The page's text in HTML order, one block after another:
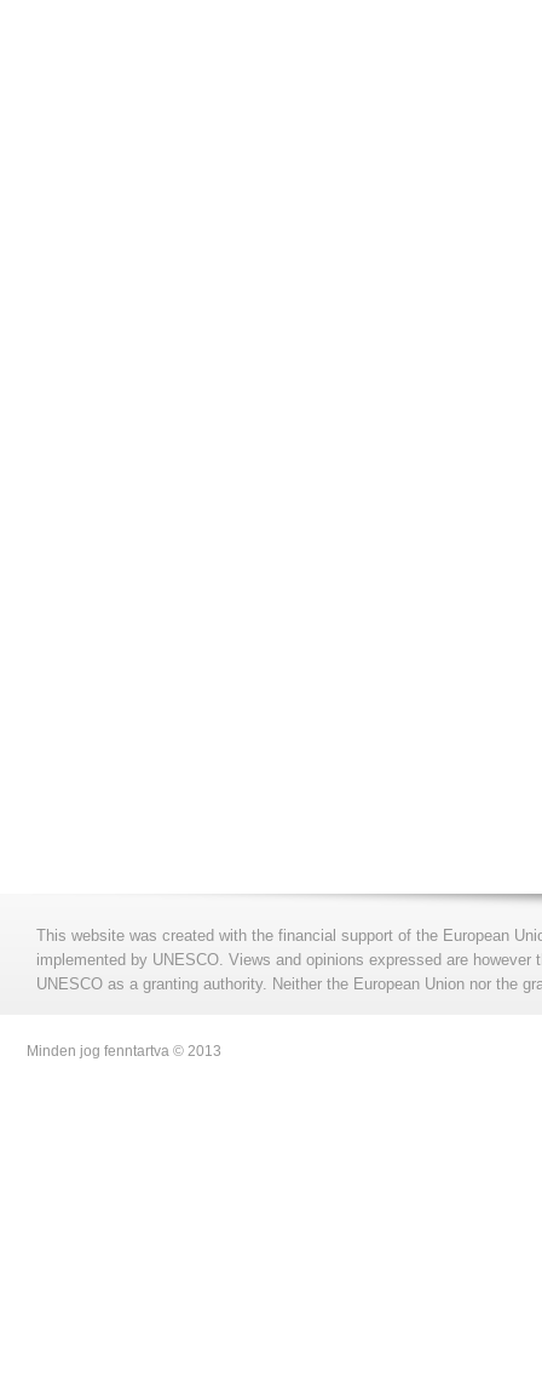
This website was created with the financial support of the European
implemented by UNESCO. Views and opinions expressed are
UNESCO as a granting authority. Neither the European Union nor the
Minden jog fenntartva © 2013